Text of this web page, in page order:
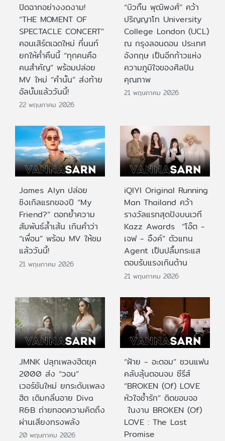
ปิดฉากอย่างงดงาม!
“THE MOMENT OF
SPECTACLE CONCERT”
คอนเสิร์ตเฉดใหม่ ที่นนท์
ยกให้ค่ำคืนนี้ “ทุกคนคือ
คนสำคัญ” พร้อมปล่อย
MV ใหม่ “คำนั้น” ส่งท้าย
อัลบั้มแล้ววันนี้!
22 พฤษภาคม 2026
“บิวกิ้น พุฒิพงศ์” คว้า
ปริญญาโท University
College London (UCL)
ณ กรุงลอนดอน ประเทศ
อังกฤษ เป็นอีกก้าวแห่ง
ความภูมิใจของศิลปิน
คุณภาพ
21 พฤษภาคม 2026
James Alyn ปล่อย
ซิงเกิลแรกของปี “My
Friend?” ตอกย้ำความ
สัมพันธ์ล้ำเส้น เกินคำว่า
“เพื่อน” พร้อม MV ให้ชม
แล้ววันนี้!
21 พฤษภาคม 2026
iQIYI Original Running
Man Thailand คว้า
รางวัลแรกสุดปังบนเวที
Kazz Awards “โอ๊ต -
เจฟ - อิ้งค์” ตัวแทน
Agent เป็นปลื้มกระแส
ตอบรับแรงเกินต้าน
21 พฤษภาคม 2026
JMNK ปลุกเพลงฮิตยุค
2000 ส่ง “วอน”
เวอร์ชันใหม่ ยกระดับเพลง
ฮิต เติมกลิ่นอาย Diva
R&B ถ่ายทอดความคิดถึง
ผ่านเสียงทรงพลัง
20 พฤษภาคม 2026
“ฝ้าย - อะตอม” ชวนแฟน
คลับลุ้นตอนจบ ซีรีส์
“BROKEN (Of) LOVE
หัวใจช้ำรัก” ติดขอบจอ
ในงาน BROKEN (Of)
LOVE : The Last
Promise